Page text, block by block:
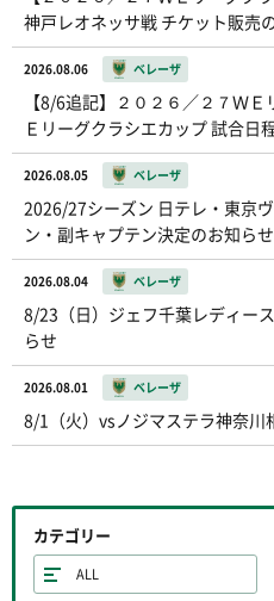
神戸レオネッサ戦 チケット販売
2026.08.06 ベレーザ
【8/6追記】２０２６／２７Ｗ
Ｅリーグクラシエカップ 試合日
2026.08.05 ベレーザ
2026/27シーズン 日テレ・東京
ン・副キャプテン決定のお知らせ
2026.08.04 ベレーザ
8/23（日）ジェフ千葉レディー
らせ
2026.08.01 ベレーザ
8/1（火）vsノジマステラ神奈川
カテゴリー
ALL